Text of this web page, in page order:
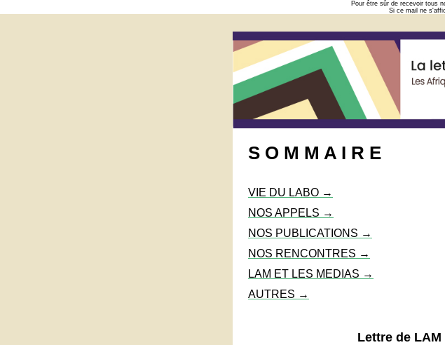
Pour être sûr de recevoir tous
Si ce mail ne
S O M M A I R E
VIE DU LABO →
NOS APPELS →
NOS PUBLICATIONS →
NOS RENCONTRES →
LAM ET LES MEDIAS →
AUTRES →
Lettre de LAM